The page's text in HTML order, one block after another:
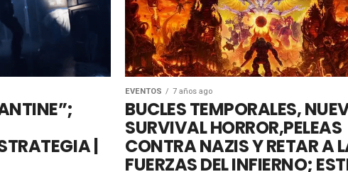
|
EVENTOS 7 años ago
BUCLES TEMPORALES,
SURVIVAL HORROR,PELEAS
CONTRA NAZIS Y RETAR A
FUERZAS DEL INFIERNO;